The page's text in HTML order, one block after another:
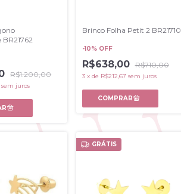
R$1.200,00
sem juros
Brinco Folha Petit 2 BR21710
-10% OFF
R$638,00 R$710,00
3 x de R$212,67 sem juros
GRÁTIS